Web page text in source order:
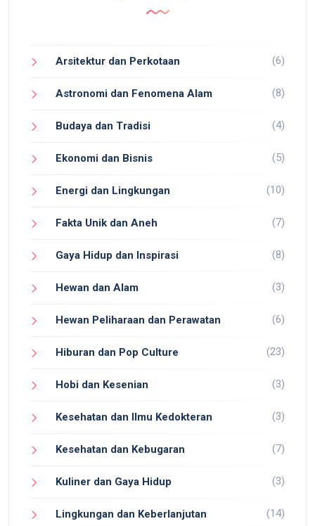
Arsitektur dan Perkotaan (6)
Astronomi dan Fenomena Alam (8)
Budaya dan Tradisi (4)
Ekonomi dan Bisnis (5)
Energi dan Lingkungan (10)
Fakta Unik dan Aneh (7)
Gaya Hidup dan Inspirasi (8)
Hewan dan Alam (3)
Hewan Peliharaan dan Perawatan (6)
Hiburan dan Pop Culture (23)
Hobi dan Kesenian (3)
Kesehatan dan Ilmu Kedokteran (3)
Kesehatan dan Kebugaran (7)
Kuliner dan Gaya Hidup (3)
Lingkungan dan Keberlanjutan (14)